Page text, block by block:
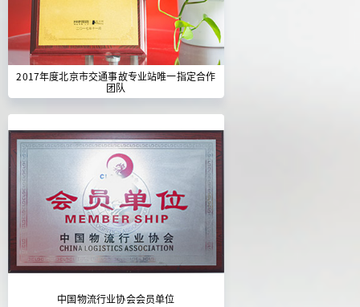
2017年度北京市交通事故专业站唯一指定合作
团队
中国物流行业协会会员单位